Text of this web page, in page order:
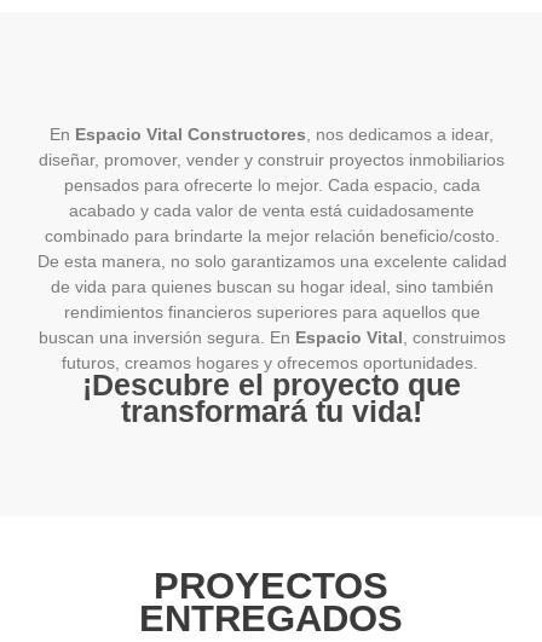
En Espacio Vital Constructores , nos dedicamos a idear,
diseñar, promover, vender y construir proyectos inmobiliarios
pensados para ofrecerte lo mejor. Cada espacio, cada
acabado y cada valor de venta está cuidadosamente
combinado para brindarte la mejor relación beneficio/costo.
De esta manera, no solo garantizamos una excelente calidad
de vida para quienes buscan su hogar ideal, sino también
rendimientos financieros superiores para aquellos que
buscan una inversión segura. En Espacio Vital , construimos
futuros, creamos hogares y ofrecemos oportunidades.
¡Descubre el proyecto que
transformará tu vida!
PROYECTOS
ENTREGADOS